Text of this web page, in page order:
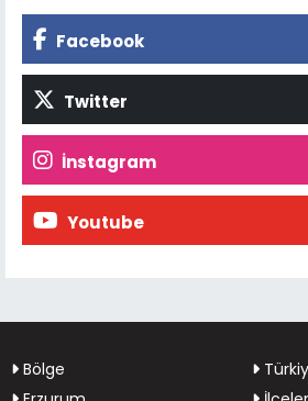
Facebook
Twitter
İnstagram
Youtube
Bölge